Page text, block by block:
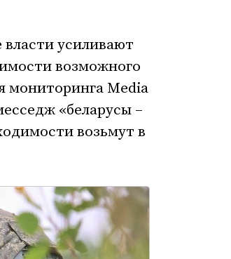
усиливают
возможного
мониторинга Media
«беларусы –
возьмут в